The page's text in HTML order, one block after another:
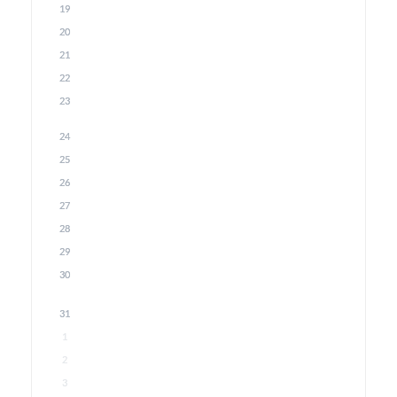
19
20
21
22
23
24
25
26
27
28
29
30
31
1
2
3